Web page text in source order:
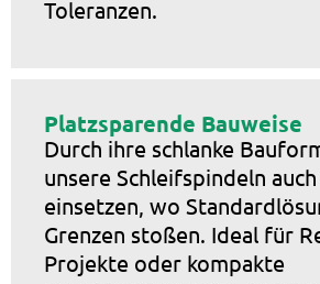
Toleranzen.
Platzsparende Bauweise
Durch ihre schlanke
unsere Schleifspindeln
einsetzen, wo
Grenzen stoßen. Ideal für
Projekte oder kompakte